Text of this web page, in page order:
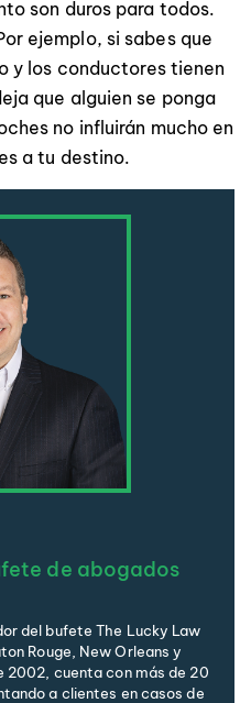
son duros para todos.
ejemplo, si sabes que
y los conductores tienen
que alguien se ponga
no influirán mucho en
a tu destino.
de abogados
del bufete The Lucky Law
Rouge, New Orleans y
2002, cuenta con más de 20
a clientes en casos de